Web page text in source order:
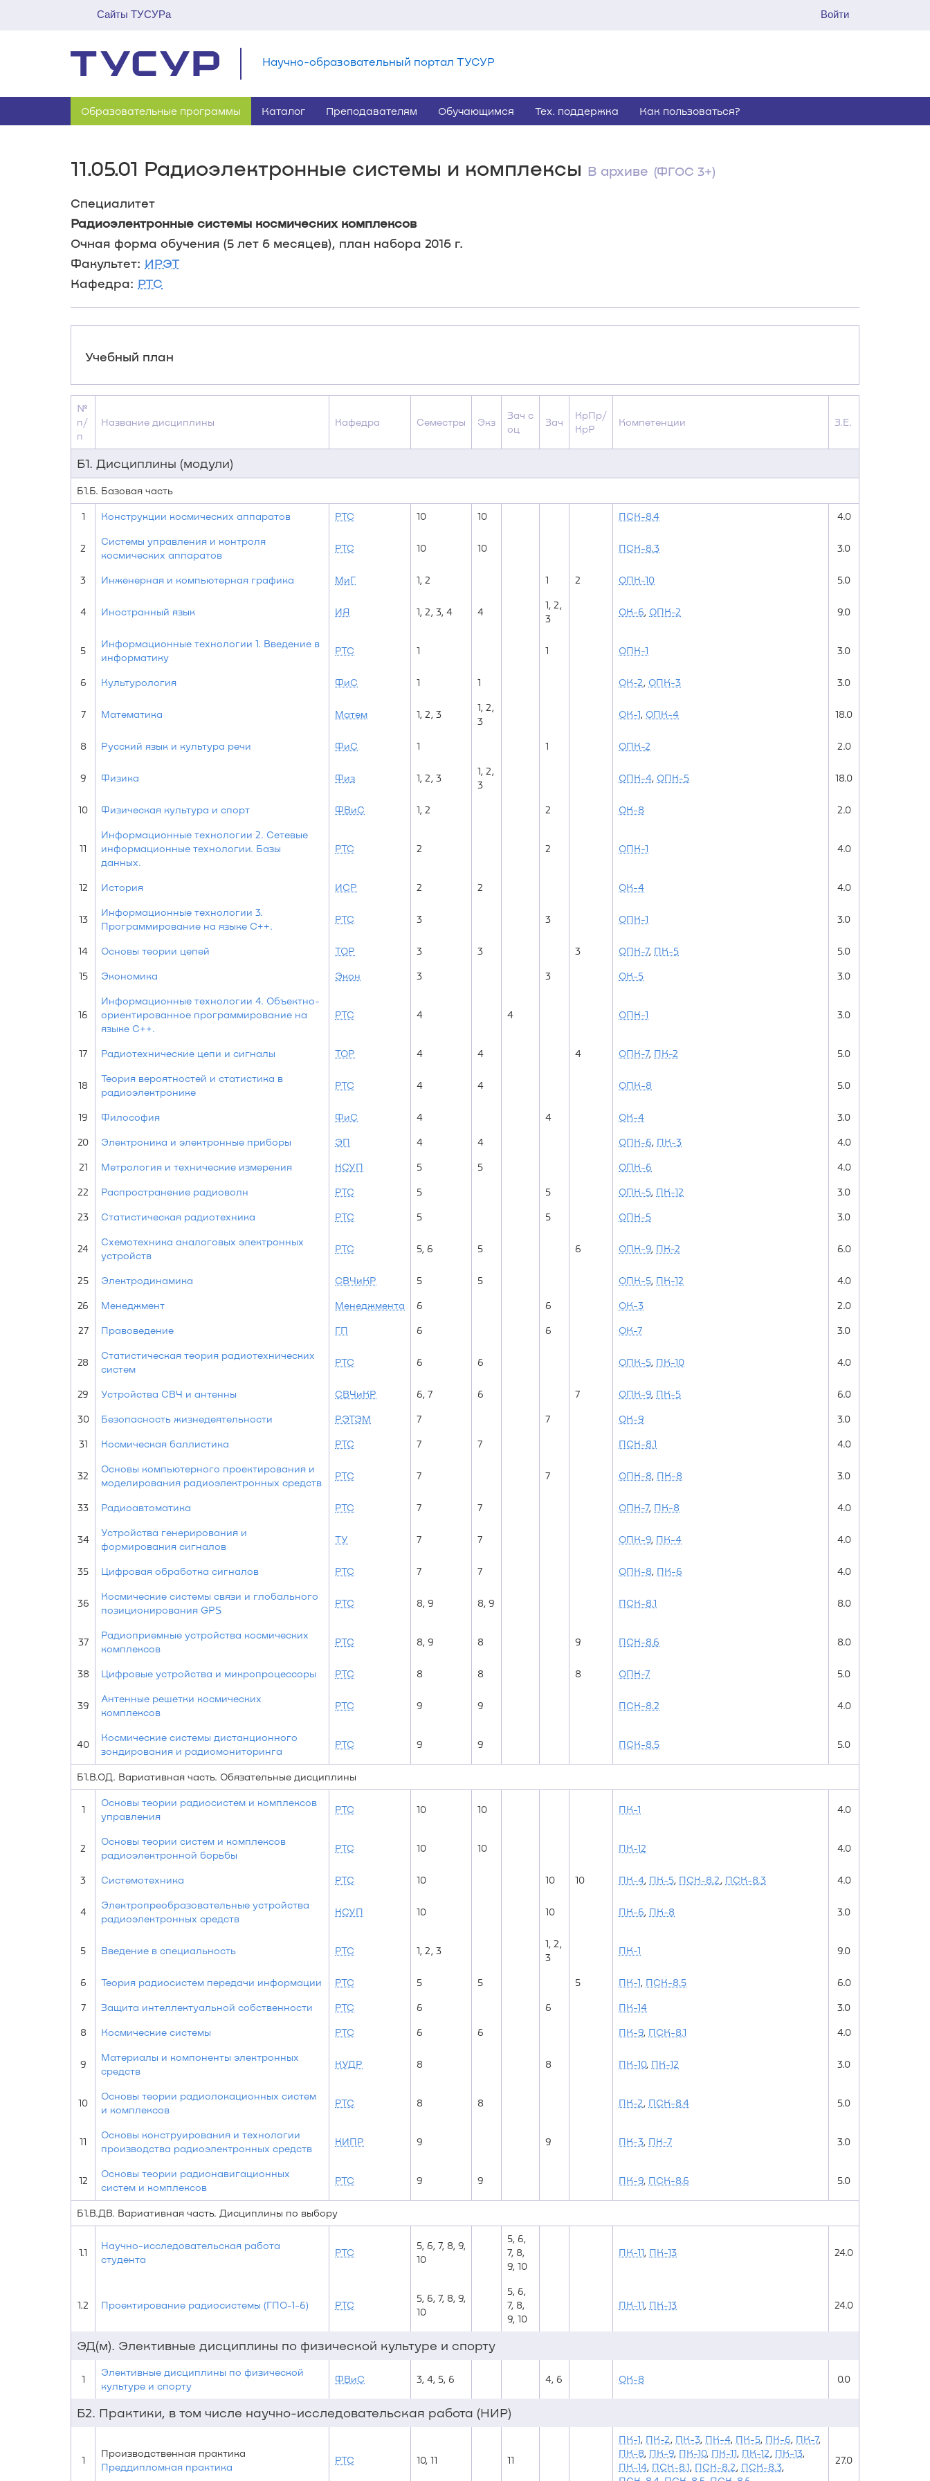
Сайты ТУСУРа Войти
Научно-образовательный портал ТУСУР
Образовательные программы Каталог Преподавателям Обучающимся Тех. поддержка Как пользоваться?
11.05.01 Радиоэлектронные системы и комплексы В архиве (ФГОС 3+)
Специалитет
Радиоэлектронные системы космических комплексов
Очная форма обучения (5 лет 6 месяцев), план набора 2016 г.
Факультет: ИРЭТ
Кафедра: РТС
Учебный план
№
п/
п
Название дисциплины Кафедра Семестры Экз
Зач с
оц
Зач
КрПр/
КрР
Компетенции З.Е.
Б1. Дисциплины (модули)
Б1.Б. Базовая часть
1 Конструкции космических аппаратов РТС 10 10 ПСК-8.4 4.0
2
Системы управления и контроля
космических аппаратов
РТС 10 10 ПСК-8.3 3.0
3 Инженерная и компьютерная графика МиГ 1, 2 1 2 ОПК-10 5.0
4 Иностранный язык ИЯ 1, 2, 3, 4 4
1, 2,
3
ОК-6, ОПК-2 9.0
5
Информационные технологии 1. Введение в
информатику
РТС 1 1 ОПК-1 3.0
6 Культурология ФиС 1 1 ОК-2, ОПК-3 3.0
7 Математика Матем 1, 2, 3
1, 2,
3
ОК-1, ОПК-4 18.0
8 Русский язык и культура речи ФиС 1 1 ОПК-2 2.0
9 Физика Физ 1, 2, 3
1, 2,
3
ОПК-4, ОПК-5 18.0
10 Физическая культура и спорт ФВиС 1, 2 2 ОК-8 2.0
11
Информационные технологии 2. Сетевые
информационные технологии. Базы
данных.
РТС 2 2 ОПК-1 4.0
12 История ИСР 2 2 ОК-4 4.0
13
Информационные технологии 3.
Программирование на языке C++.
РТС 3 3 ОПК-1 3.0
14 Основы теории цепей ТОР 3 3 3 ОПК-7, ПК-5 5.0
15 Экономика Экон 3 3 ОК-5 3.0
16
Информационные технологии 4. Объектно-
ориентированное программирование на
языке С++.
РТС 4 4 ОПК-1 3.0
17 Радиотехнические цепи и сигналы ТОР 4 4 4 ОПК-7, ПК-2 5.0
18
Теория вероятностей и статистика в
радиоэлектронике
РТС 4 4 ОПК-8 5.0
19 Философия ФиС 4 4 ОК-4 3.0
20 Электроника и электронные приборы ЭП 4 4 ОПК-6, ПК-3 4.0
21 Метрология и технические измерения КСУП 5 5 ОПК-6 4.0
22 Распространение радиоволн РТС 5 5 ОПК-5, ПК-12 3.0
23 Статистическая радиотехника РТС 5 5 ОПК-5 3.0
24
Схемотехника аналоговых электронных
устройств
РТС 5, 6 5 6 ОПК-9, ПК-2 6.0
25 Электродинамика СВЧиКР 5 5 ОПК-5, ПК-12 4.0
26 Менеджмент Менеджмента 6 6 ОК-3 2.0
27 Правоведение ГП 6 6 ОК-7 3.0
28
Статистическая теория радиотехнических
систем
РТС 6 6 ОПК-5, ПК-10 4.0
29 Устройства СВЧ и антенны СВЧиКР 6, 7 6 7 ОПК-9, ПК-5 6.0
30 Безопасность жизнедеятельности РЭТЭМ 7 7 ОК-9 3.0
31 Космическая баллистика РТС 7 7 ПСК-8.1 4.0
32
Основы компьютерного проектирования и
моделирования радиоэлектронных средств
РТС 7 7 ОПК-8, ПК-8 3.0
33 Радиоавтоматика РТС 7 7 ОПК-7, ПК-8 4.0
34
Устройства генерирования и
формирования сигналов
ТУ 7 7 ОПК-9, ПК-4 4.0
35 Цифровая обработка сигналов РТС 7 7 ОПК-8, ПК-6 4.0
36
Космические системы связи и глобального
позиционирования GPS
РТС 8, 9 8, 9 ПСК-8.1 8.0
37
Радиоприемные устройства космических
комплексов
РТС 8, 9 8 9 ПСК-8.6 8.0
38 Цифровые устройства и микропроцессоры РТС 8 8 8 ОПК-7 5.0
39
Антенные решетки космических
комплексов
РТС 9 9 ПСК-8.2 4.0
40
Космические системы дистанционного
зондирования и радиомониторинга
РТС 9 9 ПСК-8.5 5.0
Б1.В.ОД. Вариативная часть. Обязательные дисциплины
1
Основы теории радиосистем и комплексов
управления
РТС 10 10 ПК-1 4.0
2
Основы теории систем и комплексов
радиоэлектронной борьбы
РТС 10 10 ПК-12 4.0
3 Системотехника РТС 10 10 10 ПК-4, ПК-5, ПСК-8.2, ПСК-8.3 4.0
4
Электропреобразовательные устройства
радиоэлектронных средств
КСУП 10 10 ПК-6, ПК-8 3.0
5 Введение в специальность РТС 1, 2, 3
1, 2,
3
ПК-1 9.0
6 Теория радиосистем передачи информации РТС 5 5 5 ПК-1, ПСК-8.5 6.0
7 Защита интеллектуальной собственности РТС 6 6 ПК-14 3.0
8 Космические системы РТС 6 6 ПК-9, ПСК-8.1 4.0
9
Материалы и компоненты электронных
средств
КУДР 8 8 ПК-10, ПК-12 3.0
10
Основы теории радиолокационных систем
и комплексов
РТС 8 8 ПК-2, ПСК-8.4 5.0
11
Основы конструирования и технологии
производства радиоэлектронных средств
КИПР 9 9 ПК-3, ПК-7 3.0
12
Основы теории радионавигационных
систем и комплексов
РТС 9 9 ПК-9, ПСК-8.6 5.0
Б1.В.ДВ. Вариативная часть. Дисциплины по выбору
1.1
Научно-исследовательская работа
студента
РТС
5, 6, 7, 8, 9,
10
5, 6,
7, 8,
9, 10
ПК-11, ПК-13 24.0
1.2 Проектирование радиосистемы (ГПО-1-6) РТС
5, 6, 7, 8, 9,
10
5, 6,
7, 8,
9, 10
ПК-11, ПК-13 24.0
ЭД(м). Элективные дисциплины по физической культуре и спорту
1
Элективные дисциплины по физической
культуре и спорту
ФВиС 3, 4, 5, 6 4, 6 ОК-8 0.0
Б2. Практики, в том числе научно-исследовательская работа (НИР)
1
Производственная практика
Преддипломная практика
РТС 10, 11 11
ПК-1, ПК-2, ПК-3, ПК-4, ПК-5, ПК-6, ПК-7,
ПК-8, ПК-9, ПК-10, ПК-11, ПК-12, ПК-13,
ПК-14, ПСК-8.1, ПСК-8.2, ПСК-8.3,
27.0